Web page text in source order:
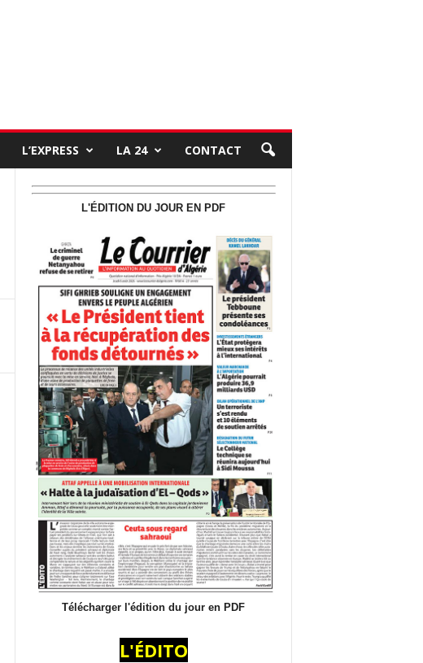
L’EXPRESS LA 24 CONTACT
L'ÉDITION DU JOUR EN PDF
Télécharger l'édition du jour en PDF
L'ÉDITO